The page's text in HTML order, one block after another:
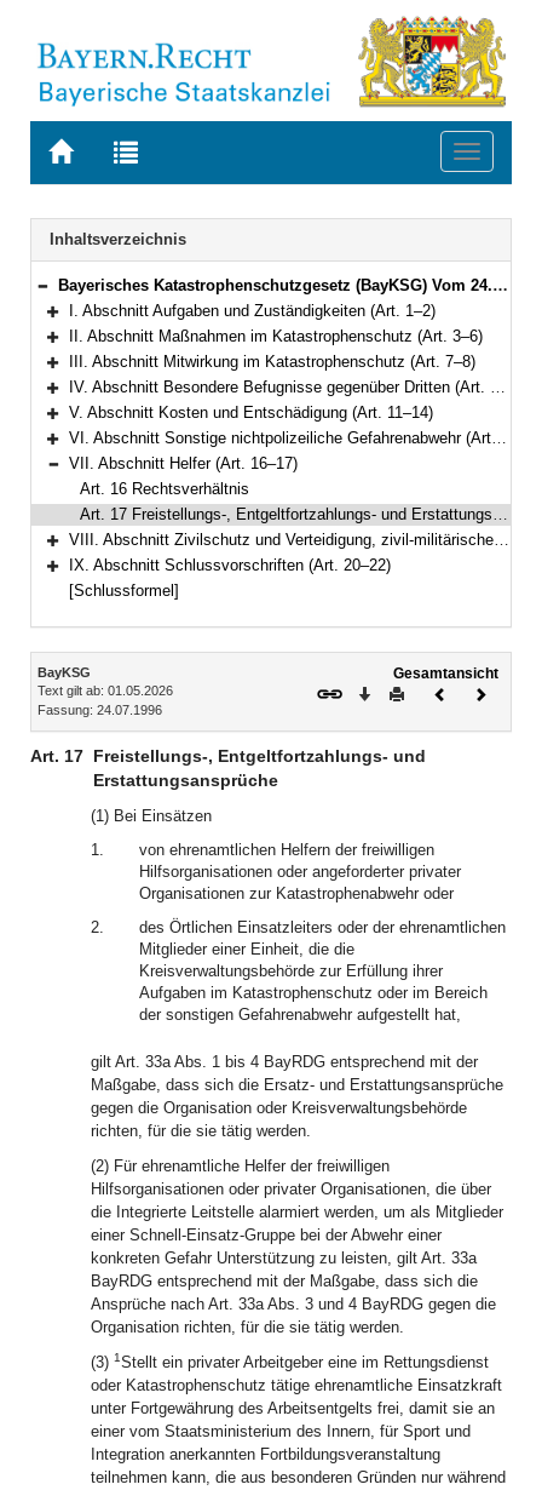
Zur
BAYERN.RECHT
Zur
letzten
Suche
Toggle
Navigation
Inhaltsverzeichnis
Bereich reduzieren
Bayerisches Katastrophenschutzgesetz (BayKSG) Vom 24. Juli 1996 (GVBl. S. 282) BayRS 215-4-1-I (Art. 1–22)
Bereich erweitern
I. Abschnitt Aufgaben und Zuständigkeiten (Art. 1–2)
Bereich erweitern
II. Abschnitt Maßnahmen im Katastrophenschutz (Art. 3–6)
Bereich erweitern
III. Abschnitt Mitwirkung im Katastrophenschutz (Art. 7–8)
Bereich erweitern
IV. Abschnitt Besondere Befugnisse gegenüber Dritten (Art. 9–10)
Bereich erweitern
V. Abschnitt Kosten und Entschädigung (Art. 11–14)
Bereich erweitern
VI. Abschnitt Sonstige nichtpolizeiliche Gefahrenabwehr (Art. 15)
Bereich reduzieren
VII. Abschnitt Helfer (Art. 16–17)
Art. 16 Rechtsverhältnis
Art. 17 Freistellungs-, Entgeltfortzahlungs- und Erstattungsansprüche
Bereich erweitern
VIII. Abschnitt Zivilschutz und Verteidigung, zivil-militärische Zusammenarbeit (Art. 18–19)
Bereich erweitern
IX. Abschnitt Schlussvorschriften (Art. 20–22)
[Schlussformel]
Inhalt
BayKSG
Text gilt ab: 01.05.2026
Fassung: 24.07.1996
Gesamtansicht
Download
DruckenVorheriges
Art. 17 Freistellungs-, Entgeltfortzahlungs- und
Erstattungsansprüche
(1) Bei Einsätzen
1.
von ehrenamtlichen Helfern der freiwilligen
Hilfsorganisationen oder angeforderter privater
Organisationen zur Katastrophenabwehr oder
2.
des Örtlichen Einsatzleiters oder der ehrenamtlichen
Mitglieder einer Einheit, die die
Kreisverwaltungsbehörde zur Erfüllung ihrer
Aufgaben im Katastrophenschutz oder im Bereich
der sonstigen Gefahrenabwehr aufgestellt hat,
gilt Art. 33a Abs. 1 bis 4 BayRDG entsprechend mit der
Maßgabe, dass sich die Ersatz- und Erstattungsansprüche
gegen die Organisation oder Kreisverwaltungsbehörde
richten, für die sie tätig werden.
(2) Für ehrenamtliche Helfer der freiwilligen
Hilfsorganisationen oder privater Organisationen, die über
die Integrierte Leitstelle alarmiert werden, um als Mitglieder
einer Schnell-Einsatz-Gruppe bei der Abwehr einer
konkreten Gefahr Unterstützung zu leisten, gilt Art. 33a
BayRDG entsprechend mit der Maßgabe, dass sich die
Ansprüche nach Art. 33a Abs. 3 und 4 BayRDG gegen die
Organisation richten, für die sie tätig werden.
(3) 1Stellt ein privater Arbeitgeber eine im Rettungsdienst
oder Katastrophenschutz tätige ehrenamtliche Einsatzkraft
unter Fortgewährung des Arbeitsentgelts frei, damit sie an
einer vom Staatsministerium des Innern, für Sport und
Integration anerkannten Fortbildungsveranstaltung
teilnehmen kann, die aus besonderen Gründen nur während